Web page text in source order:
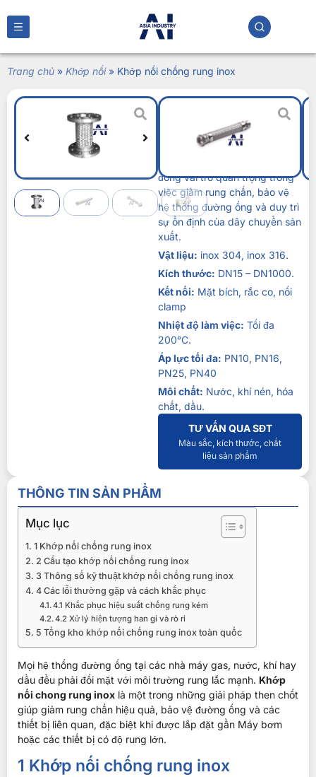
Trang chủ » Khớp nối» Khớp nối chống rung inox
Khớp nối chống rung
đóng vai trò quan trọng trong
việc giảm rung chấn, bảo vệ
hệ thống đường ống và duy trì
sự ổn định của dây chuyền sản
xuất.
Vật liệu: inox 304, inox 316.
Kích thước: DN15 – DN1000.
Kết nối: Mặt bích, rắc co, nối
clamp
Nhiệt độ làm việc: Tối đa
200°C.
Áp lực tối đa: PN10, PN16,
PN25, PN40
Môi chất: Nước, khí nén, hóa
chất, dầu.
TƯ VẤN QUA SĐT
Màu sắc, kích thước, chất
liệu sản phẩm
THÔNG TIN SẢN PHẨM
Mục lục
1 Khớp nối chống rung inox
2 Cấu tạo khớp nối chống rung inox
3 Thông số kỹ thuật khớp nối chống rung inox
4 Các lỗi thường gặp và cách khắc phục
4.1 Khắc phục hiệu suất chống rung kém
4.2 Xử lý hiện tượng han gỉ và rò rỉ
5 Tổng kho khớp nối chống rung inox toàn quốc
Mọi hệ thống đường ống tại các nhà máy gas, nước, khí hay
dầu đều phải đối mặt với môi trường rung lắc mạnh. Khớp
nối chong rung inox là một trong những giải pháp then chốt
giúp giảm rung chấn hiệu quả, bảo vệ đường ống và các
thiết bị liên quan, đặc biệt khi được lắp đặt gần Máy bơm
hoặc các thiết bị có độ rung lớn.
1 Khớp nối chống rung inox